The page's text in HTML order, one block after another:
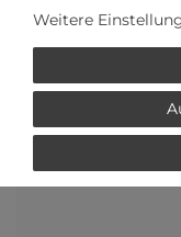
Wunschliste
Weitere